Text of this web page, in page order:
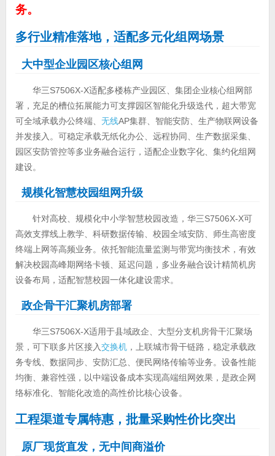
务。
多行业精准落地，适配多元化组网场景
大中型企业园区核心组网
华三S7506X-X适配多楼栋产业园区、集团企业核心组网部
署，充足的槽位拓展能力可支撑园区智能化升级迭代，超大带宽
可全域承载办公终端、 无线AP集群、智能安防、生产物联网设备
并发接入。可稳定承载无纸化办公、远程协同、生产数据采集、
园区安防管控等多业务融合运行，适配企业数字化、集约化组网
建设。
规模化智慧校园组网升级
针对高校、规模化中小学智慧校园改造，华三S7506X-X可
高效支撑线上教学、科研数据传输、校园全域安防、师生高密度
终端上网等高频业务。依托智能流量监测与带宽均衡技术，有效
解决校园高峰期网络卡顿、延迟问题，多业务融合设计精简机房
设备布局，适配智慧校园一体化建设需求。
政企骨干汇聚机房部署
华三S7506X-X适用于县域政企、大型分支机房骨干汇聚场
景，可下联多片区接入交换机，上联城市骨干链路，稳定承载政
务专线、数据同步、安防汇总、便民网络传输等业务。设备性能
均衡、兼容性强，以中端设备成本实现高端组网效果，是政企网
络标准化、智能化改造的高性价比核心设备。
工程渠道专属特惠，批量采购性价比突出
原厂现货直发，无中间商溢价